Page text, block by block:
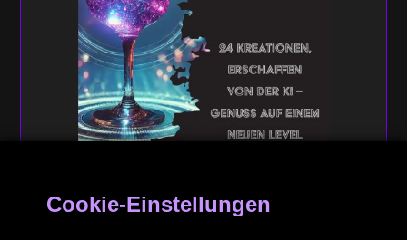
Cookie-Einstellungen
AUF AMAZON KAUFEN